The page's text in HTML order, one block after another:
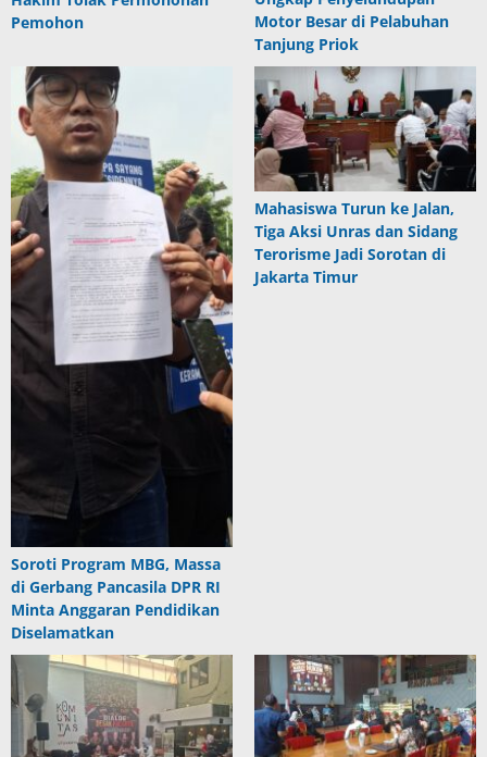
Pemohon
Motor Besar di Pelabuhan
Tanjung Priok
Soroti Program MBG, Massa
di Gerbang Pancasila DPR RI
Minta Anggaran Pendidikan
Diselamatkan
Mahasiswa Turun ke Jalan,
Tiga Aksi Unras dan Sidang
Terorisme Jadi Sorotan di
Jakarta Timur